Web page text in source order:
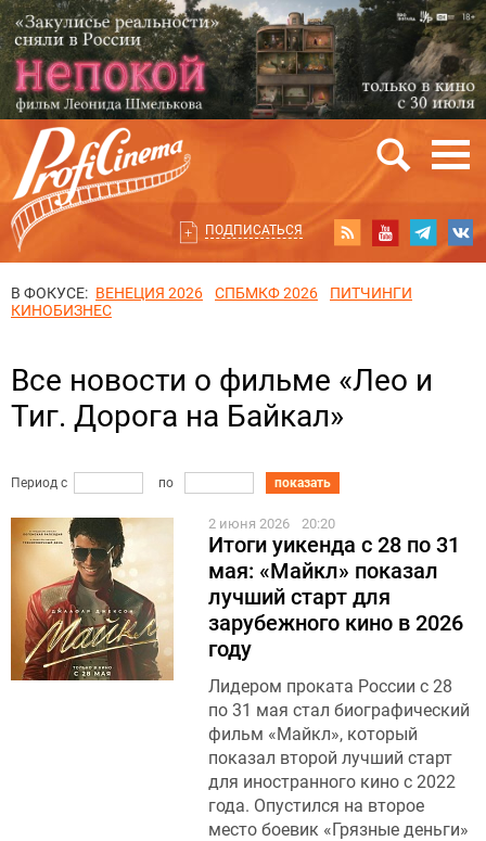
ПОДПИСАТЬСЯ
В ФОКУСЕ: ВЕНЕЦИЯ 2026 СПБМКФ 2026
ПИТЧИНГИ
КИНОБИЗНЕС
Все новости о фильме «Лео и
Тиг. Дорога на Байкал»
Период с по показать
2 июня 2026 20:20
Итоги уикенда с 28 по 31
мая: «Майкл» показал
лучший старт для
зарубежного кино в 2026
году
Лидером проката России с 28
по 31 мая стал биографический
фильм «Майкл», который
показал второй лучший старт
для иностранного кино с 2022
года. Опустился на второе
место боевик «Грязные деньги»